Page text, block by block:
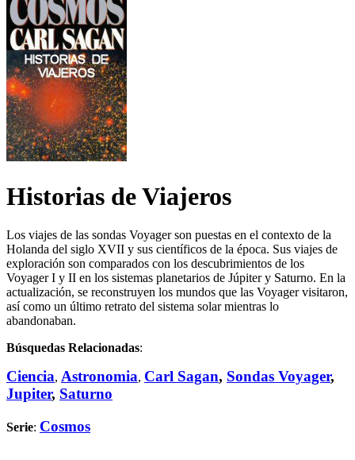
Historias de Viajeros
Los viajes de las sondas Voyager son puestas en el contexto de la
Holanda del siglo XVII y sus científicos de la época. Sus viajes de
exploración son comparados con los descubrimientos de los
Voyager I y II en los sistemas planetarios de Júpiter y Saturno. En la
actualización, se reconstruyen los mundos que las Voyager visitaron,
así como un último retrato del sistema solar mientras lo
abandonaban.
Búsquedas Relacionadas:
Ciencia, Astronomia, Carl Sagan, Sondas Voyager,
Jupiter, Saturno
Serie: Cosmos